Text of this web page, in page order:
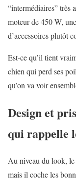
“intermédiaires” très
moteur de 450 W,
d’accessoires plutôt
Est-ce qu’il tient
chien qui perd ses
qu’on va voir
Design et
qui rappelle
Au niveau du look,
mais il coche les